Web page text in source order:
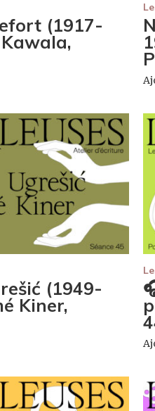
(1917-
(1949-
Kiner,